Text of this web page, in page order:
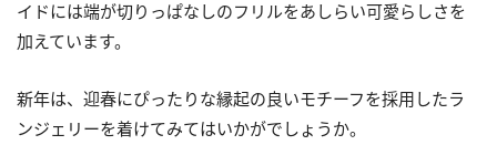
イドには端が切りっぱなしのフリルをあしらい可愛らしさを
加えています。
新年は、迎春にぴったりな縁起の良いモチーフを採用したラ
ンジェリーを着けてみてはいかがでしょうか。